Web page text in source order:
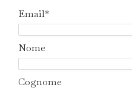
Email*
Nome
Cognome